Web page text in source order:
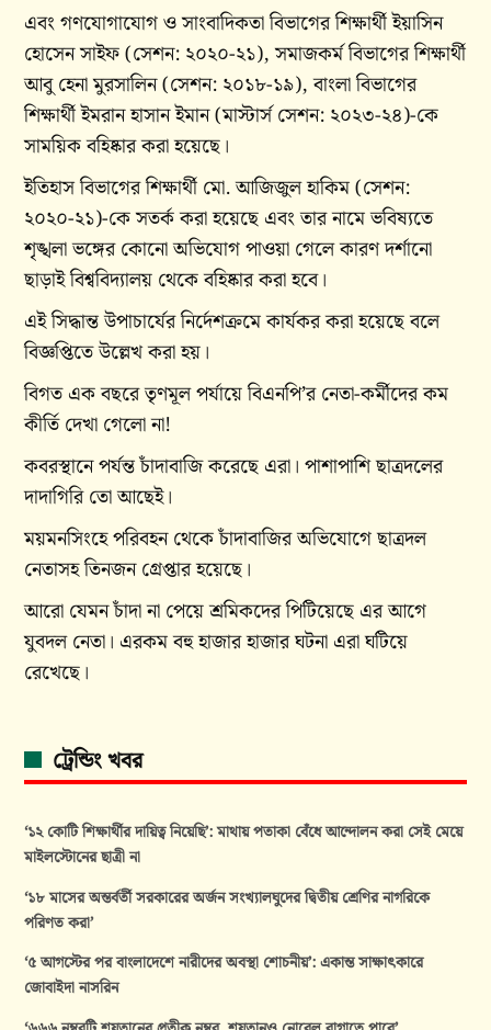
এবং গণযোগাযোগ ও সাংবাদিকতা বিভাগের শিক্ষার্থী ইয়াসিন
হোসেন সাইফ (সেশন: ২০২০-২১), সমাজকর্ম বিভাগের শিক্ষার্থী
আবু হেনা মুরসালিন (সেশন: ২০১৮-১৯), বাংলা বিভাগের
শিক্ষার্থী ইমরান হাসান ইমান (মাস্টার্স সেশন: ২০২৩-২৪)-কে
সাময়িক বহিষ্কার করা হয়েছে।
ইতিহাস বিভাগের শিক্ষার্থী মো. আজিজুল হাকিম (সেশন:
২০২০-২১)-কে সতর্ক করা হয়েছে এবং তার নামে ভবিষ্যতে
শৃঙ্খলা ভঙ্গের কোনো অভিযোগ পাওয়া গেলে কারণ দর্শানো
ছাড়াই বিশ্ববিদ্যালয় থেকে বহিষ্কার করা হবে।
এই সিদ্ধান্ত উপাচার্যের নির্দেশক্রমে কার্যকর করা হয়েছে বলে
বিজ্ঞপ্তিতে উল্লেখ করা হয়।
বিগত এক বছরে তৃণমূল পর্যায়ে বিএনপি’র নেতা-কর্মীদের কম
কীর্তি দেখা গেলো না!
কবরস্থানে পর্যন্ত চাঁদাবাজি করেছে এরা। পাশাপাশি ছাত্রদলের
দাদাগিরি তো আছেই।
ময়মনসিংহে পরিবহন থেকে চাঁদাবাজির অভিযোগে ছাত্রদল
নেতাসহ তিনজন গ্রেপ্তার হয়েছে।
আরো যেমন চাঁদা না পেয়ে শ্রমিকদের পিটিয়েছে এর আগে
যুবদল নেতা। এরকম বহু হাজার হাজার ঘটনা এরা ঘটিয়ে
রেখেছে।
ট্রেন্ডিং খবর
‘১২ কোটি শিক্ষার্থীর দায়িত্ব নিয়েছি’: মাথায় পতাকা বেঁধে আন্দোলন করা সেই মেয়ে
মাইলস্টোনের ছাত্রী না
‘১৮ মাসের অন্তর্বর্তী সরকারের অর্জন সংখ্যালঘুদের দ্বিতীয় শ্রেণির নাগরিকে
পরিণত করা’
‘৫ আগস্টের পর বাংলাদেশে নারীদের অবস্থা শোচনীয়’: একান্ত সাক্ষাৎকারে
জোবাইদা নাসরিন